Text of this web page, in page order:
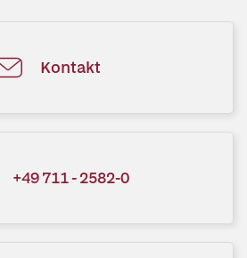
Kontakt
+49 711 - 2582-0